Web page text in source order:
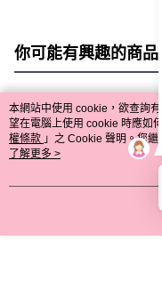
你可能有興趣的商品
熱門標籤
本網站中使用 cookie，欲查詢
望在電腦上使用 cookie 時應如
權條款 」之 Cookie 聲明。您
用條款之 Cookie 聲明使用
了解更多 >